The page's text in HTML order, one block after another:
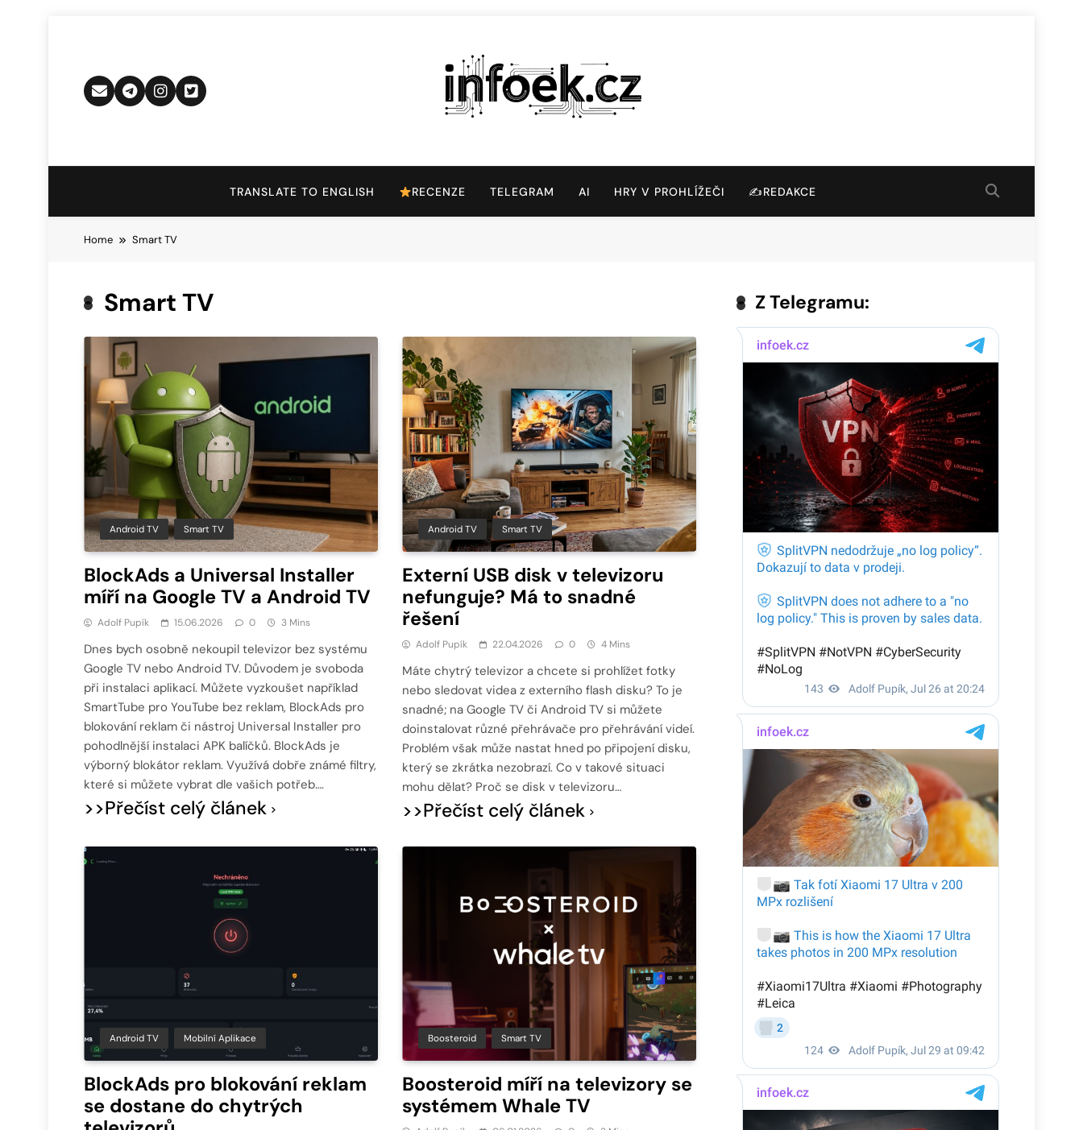
Infoek.cz
TRANSLATE TO ENGLISH RECENZE TELEGRAM AI HRY V PROHLÍŽEČI ✍️REDAKCE
Home Smart TV
Smart TV
Android TV Smart TV
BlockAds a Universal Installer
míří na Google TV a Android TV
Adolf Pupík 15.06.2026 0 3 Mins
Dnes bych osobně nekoupil televizor bez systému
Google TV nebo Android TV. Důvodem je svoboda
při instalaci aplikací. Můžete vyzkoušet například
SmartTube pro YouTube bez reklam, BlockAds pro
blokování reklam či nástroj Universal Installer pro
pohodlnější instalaci APK balíčků. BlockAds je
výborný blokátor reklam. Využívá dobře známé filtry,
které si můžete vybrat dle vašich potřeb….
>>Přečíst celý článek
Android TV Smart TV
Externí USB disk v televizoru
nefunguje? Má to snadné
řešení
Adolf Pupík 22.04.2026 0 4 Mins
Máte chytrý televizor a chcete si prohlížet fotky
nebo sledovat videa z externího flash disku? To je
snadné; na Google TV či Android TV si můžete
doinstalovat různé přehrávače pro přehrávání videí.
Problém však může nastat hned po připojení disku,
který se zkrátka nezobrazí. Co v takové situaci
mohu dělat? Proč se disk v televizoru…
>>Přečíst celý článek
Android TV Mobilní Aplikace
BlockAds pro blokování reklam
se dostane do chytrých
Boosteroid Smart TV
Boosteroid míří na televizory se
systémem Whale TV
Z Telegramu: